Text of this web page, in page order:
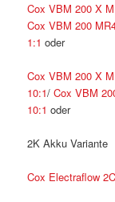
Cox VBM 200 X
Cox VBM 200
1:1 oder
Cox VBM 200 X
10:1/Cox VBM
10:1 oder
2K Akku Variante
Cox Electraflow